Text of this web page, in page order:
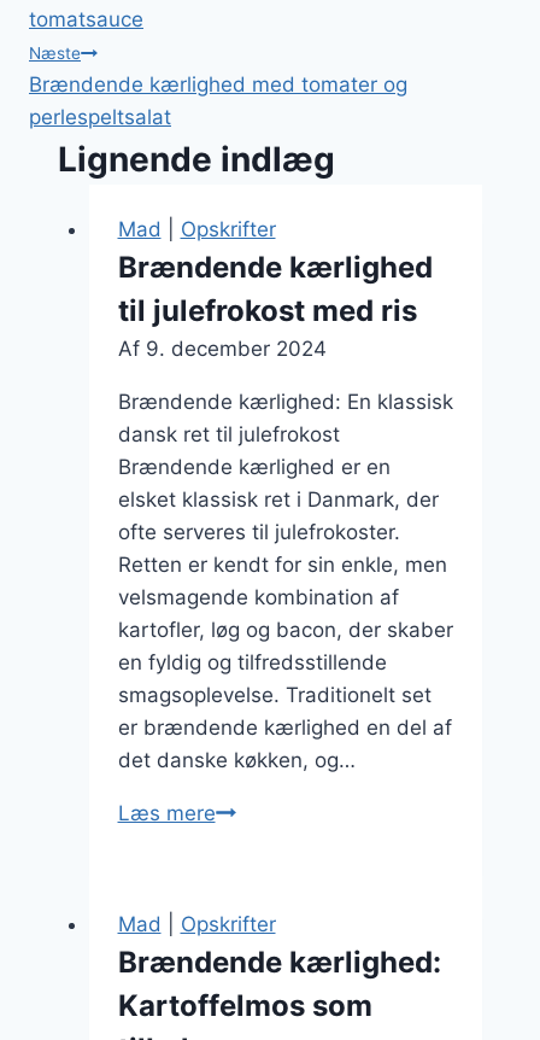
tomatsauce
Næste
Brændende kærlighed med tomater og
perlespeltsalat
Lignende indlæg
Mad Opskrifter
Brændende kærlighed
til julefrokost med ris
Af 9. december 2024
Brændende kærlighed: En klassisk
dansk ret til julefrokost
Brændende kærlighed er en
elsket klassisk ret i Danmark, der
ofte serveres til julefrokoster.
Retten er kendt for sin enkle, men
velsmagende kombination af
kartofler, løg og bacon, der skaber
en fyldig og tilfredsstillende
smagsoplevelse. Traditionelt set
er brændende kærlighed en del af
det danske køkken, og…
Læs mereBrændende
julefrokost
ris
Mad Opskrifter
Brændende kærlighed:
Kartoffelmos som